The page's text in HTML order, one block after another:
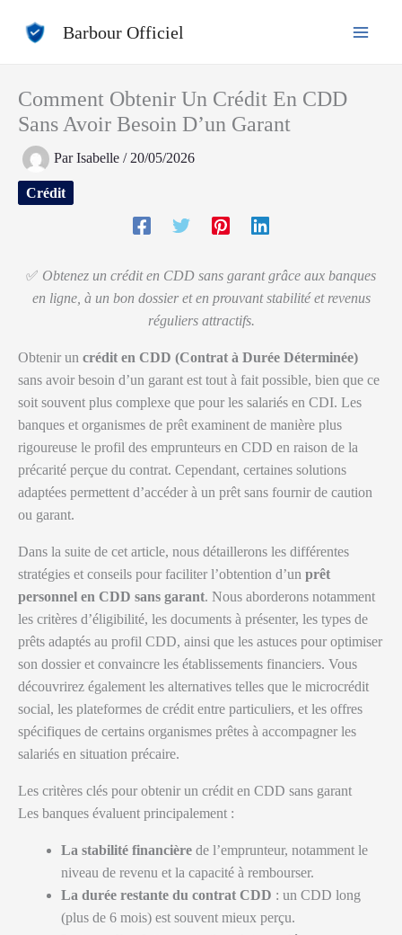
Barbour Officiel
Comment Obtenir Un Crédit En CDD
Sans Avoir Besoin D’un Garant
ParIsabelle / 20/05/2026
Crédit
✅ Obtenez un crédit en CDD sans garant grâce aux banques
en ligne, à un bon dossier et en prouvant stabilité et revenus
réguliers attractifs.
Obtenir un crédit en CDD (Contrat à Durée Déterminée)
sans avoir besoin d’un garant est tout à fait possible, bien que ce
soit souvent plus complexe que pour les salariés en CDI. Les
banques et organismes de prêt examinent de manière plus
rigoureuse le profil des emprunteurs en CDD en raison de la
précarité perçue du contrat. Cependant, certaines solutions
adaptées permettent d’accéder à un prêt sans fournir de caution
ou garant.
Dans la suite de cet article, nous détaillerons les différentes
stratégies et conseils pour faciliter l’obtention d’un prêt
personnel en CDD sans garant. Nous aborderons notamment
les critères d’éligibilité, les documents à présenter, les types de
prêts adaptés au profil CDD, ainsi que les astuces pour optimiser
son dossier et convaincre les établissements financiers. Vous
découvrirez également les alternatives telles que le microcrédit
social, les plateformes de crédit entre particuliers, et les offres
spécifiques de certains organismes prêtes à accompagner les
salariés en situation précaire.
Les critères clés pour obtenir un crédit en CDD sans garant
Les banques évaluent principalement :
La stabilité financière de l’emprunteur, notamment le
niveau de revenu et la capacité à rembourser.
La durée restante du contrat CDD : un CDD long
(plus de 6 mois) est souvent mieux perçu.